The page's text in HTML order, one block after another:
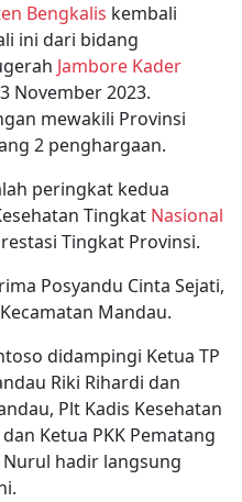
Bengkalis kembali
ini dari bidang
Jambore Kader
November 2023.
mewakili Provinsi
2 penghargaan.
peringkat kedua
Tingkat Nasional
Tingkat Provinsi.
Posyandu Cinta Sejati,
Mandau.
didampingi Ketua TP
Riki Rihardi dan
Plt Kadis Kesehatan
Ketua PKK Pematang
hadir langsung